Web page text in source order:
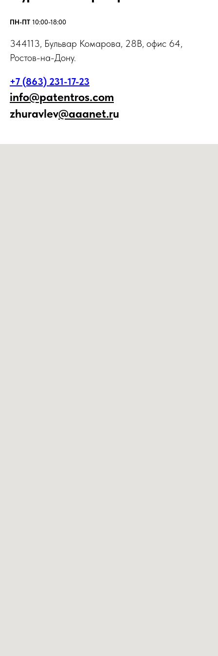
ПН-ПТ 10:00-18:00
344113, Бульвар Комарова, 28В, офис 64,
Ростов-на-Дону.
+7 (863) 231-17-23
info@patentros.com
zhuravlev@aaanet.ru